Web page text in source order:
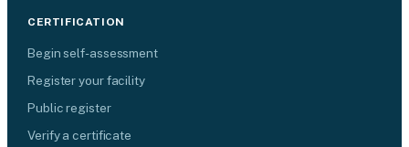
CERTIFICATION
Begin self-assessment
Register your facility
Public register
Verify a certificate